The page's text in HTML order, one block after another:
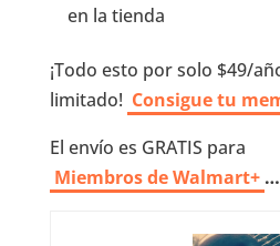
en la tienda
¡Todo esto por solo $49/
limitado! Consigue tu
El envío es GRATIS para
Miembros de Walmart+ …